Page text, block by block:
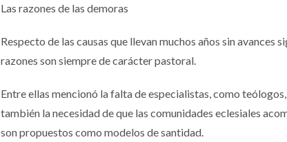
Las razones de las demoras
Respecto de las causas que llevan muchos años sin
razones son siempre de carácter pastoral.
Entre ellas mencionó la falta de especialistas, como
también la necesidad de que las comunidades eclesiales
son propuestos como modelos de santidad.